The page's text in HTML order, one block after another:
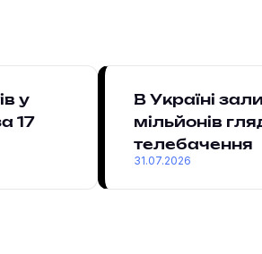
у
17
В Україні
мільйонів
телебачення
31.07.2026